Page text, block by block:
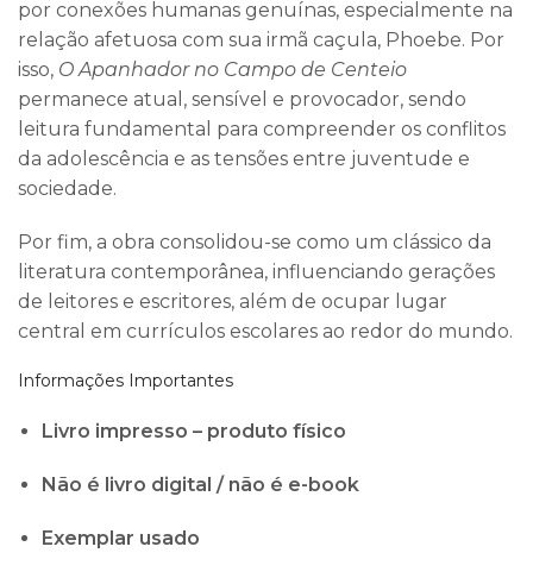
por conexões humanas genuínas, especialmente na
relação afetuosa com sua irmã caçula, Phoebe. Por
isso, O Apanhador no Campo de Centeio
permanece atual, sensível e provocador, sendo
leitura fundamental para compreender os conflitos
da adolescência e as tensões entre juventude e
sociedade.
Por fim, a obra consolidou-se como um clássico da
literatura contemporânea, influenciando gerações
de leitores e escritores, além de ocupar lugar
central em currículos escolares ao redor do mundo.
Informações Importantes
Livro impresso – produto físico
Não é livro digital / não é e-book
Exemplar usado